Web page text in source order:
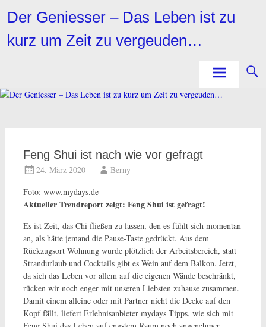
InhaltDer Geniesser – Das Leben ist zu
kurz um Zeit zu vergeuden…
Feng Shui ist nach wie vor gefragt
24. März 2020
Berny
Foto: www.mydays.de
Aktueller Trendreport zeigt: Feng Shui ist gefragt!
Es ist Zeit, das Chi fließen zu lassen, den es fühlt sich momentan
an, als hätte jemand die Pause-Taste gedrückt. Aus dem
Rückzugsort Wohnung wurde plötzlich der Arbeitsbereich, statt
Strandurlaub und Cocktails gibt es Wein auf dem Balkon. Jetzt,
da sich das Leben vor allem auf die eigenen Wände beschränkt,
rücken wir noch enger mit unseren Liebsten zuhause zusammen.
Damit einem alleine oder mit Partner nicht die Decke auf den
Kopf fällt, liefert Erlebnisanbieter mydays Tipps, wie sich mit